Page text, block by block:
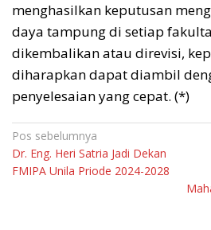
menghasilkan keputusan
daya tampung di setiap
dikembalikan atau direvisi,
diharapkan dapat diambil
penyelesaian yang cepat. (*)
Navigasi
pos
Pos sebelumnya
Dr. Eng. Heri Satria Jadi Dekan
FMIPA Unila Priode 2024-2028